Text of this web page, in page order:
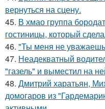
вернуться на сцену.
45. В хмао группа
гостиницы, который
46. "Ты меня не
47. Неадекватный
"газель" и выместил на
48. Дмитрий харатьян,
домогаров из